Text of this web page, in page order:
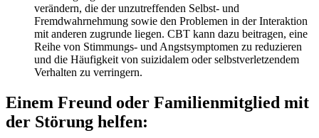
verändern, die der unzutreffenden Selbst- und
Fremdwahrnehmung sowie den Problemen in der Interaktion
mit anderen zugrunde liegen. CBT kann dazu beitragen, eine
Reihe von Stimmungs- und Angstsymptomen zu reduzieren
und die Häufigkeit von suizidalem oder selbstverletzendem
Verhalten zu verringern.
Einem Freund oder Familienmitglied mit
der Störung helfen: